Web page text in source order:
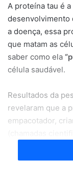
A proteína tau é
desenvolvimento
a doença, essa
que matam as
saber como ela
célula saudável.
Resultados da
revelaram que a
empacotador,
coloca a
lança essas